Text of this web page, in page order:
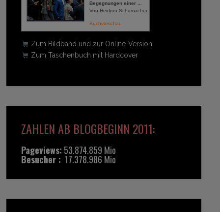
Begegnungen einer ...
Von Heidrun Schumacher
Buchvorschau
Zum Bildband und zur Online-Version
Zum Taschenbuch mit Hardcover
ZAHLEN AB BLOGBEGINN 2011:
Pageviews: 53.874.859 Mio
Besucher : 17.378.986 Mio